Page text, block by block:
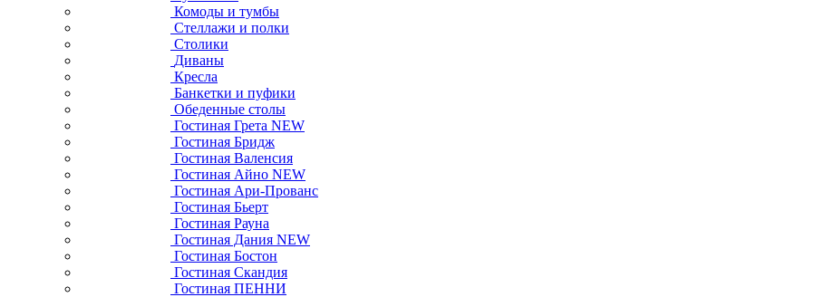
Комоды и тумбы
Стеллажи и полки
Столики
Диваны
Кресла
Банкетки и пуфики
Обеденные столы
Гостиная Грета NEW
Гостиная Бридж
Гостиная Валенсия
Гостиная Айно NEW
Гостиная Ари-Прованс
Гостиная Бьерт
Гостиная Рауна
Гостиная Дания NEW
Гостиная Бостон
Гостиная Скандия
Гостиная ПЕННИ